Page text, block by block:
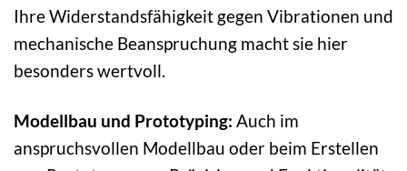
Ihre Widerstandsfähigkeit gegen Vibrationen und
mechanische Beanspruchung macht sie hier
besonders wertvoll.
Modellbau und Prototyping: Auch im
anspruchsvollen Modellbau oder beim Erstellen